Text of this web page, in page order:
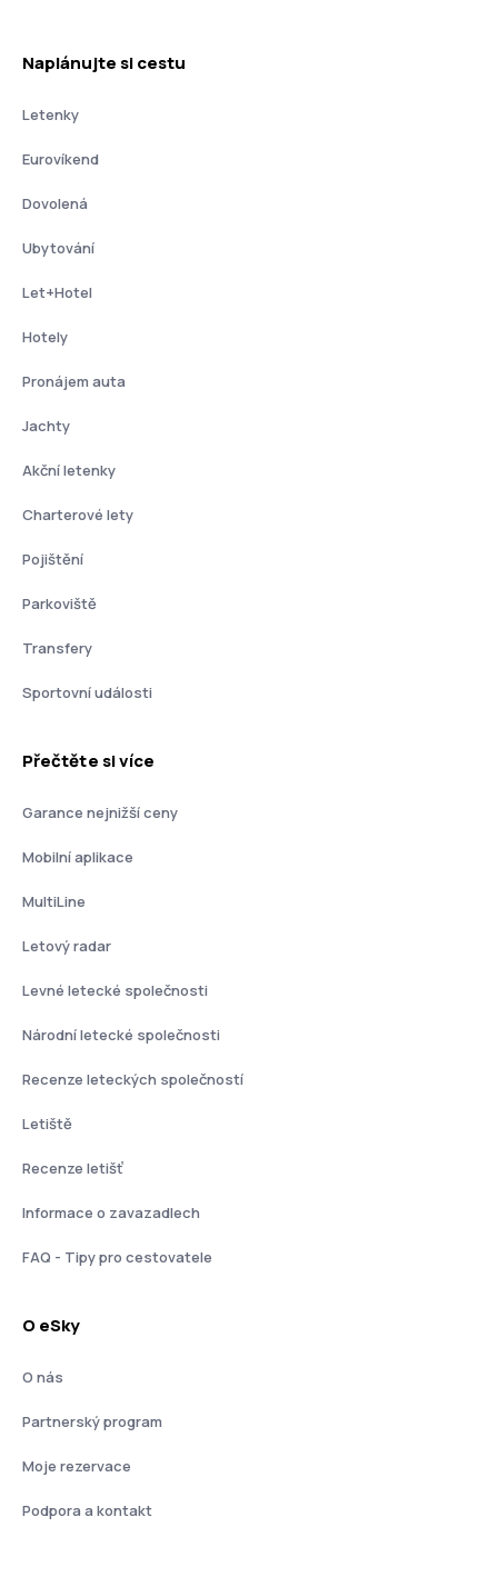
Naplánujte si cestu
Letenky
Eurovíkend
Dovolená
Ubytování
Let+Hotel
Hotely
Pronájem auta
Jachty
Akční letenky
Charterové lety
Pojištění
Parkoviště
Transfery
Sportovní události
Přečtěte si více
Garance nejnižší ceny
Mobilní aplikace
MultiLine
Letový radar
Levné letecké společnosti
Národní letecké společnosti
Recenze leteckých společností
Letiště
Recenze letišť
Informace o zavazadlech
FAQ - Tipy pro cestovatele
O eSky
O nás
Partnerský program
Moje rezervace
Podpora a kontakt